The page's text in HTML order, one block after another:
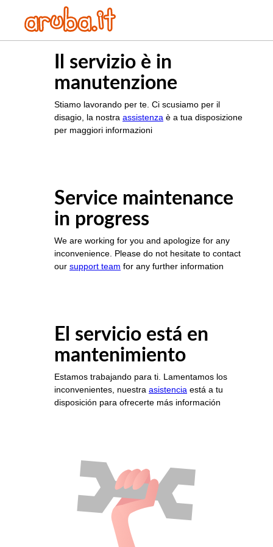
Il servizio è in
manutenzione
Stiamo lavorando per te. Ci scusiamo per il
disagio, la nostra assistenza è a tua disposizione
per maggiori informazioni
Service maintenance
in progress
We are working for you and apologize for any
inconvenience. Please do not hesitate to contact
our support team for any further information
El servicio está en
mantenimiento
Estamos trabajando para ti. Lamentamos los
inconvenientes, nuestra asistencia está a tu
disposición para ofrecerte más información